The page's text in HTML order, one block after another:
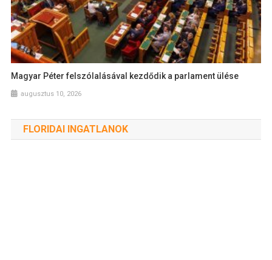
Magyar Péter felszólalásával kezdődik a parlament ülése
augusztus 10, 2026
FLORIDAI INGATLANOK